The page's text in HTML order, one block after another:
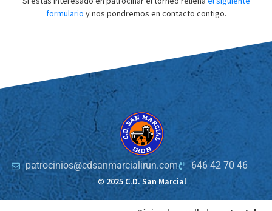
formulario y nos pondremos en contacto contigo.
patrocinios@cdsanmarcialirun.com
646 42 70 46
© 2025 C.D. San Marcial